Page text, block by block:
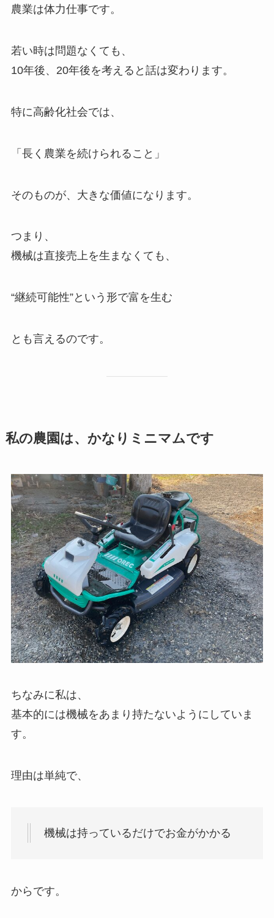
農業は体力仕事です。
若い時は問題なくても、
10年後、20年後を考えると話は変わります。
特に高齢化社会では、
「長く農業を続けられること」
そのものが、大きな価値になります。
つまり、
機械は直接売上を生まなくても、
“継続可能性”という形で富を生む
とも言えるのです。
私の農園は、かなりミニマムです
ちなみに私は、
基本的には機械をあまり持たないようにしていま
す。
理由は単純で、
機械は持っているだけでお金がかかる
からです。